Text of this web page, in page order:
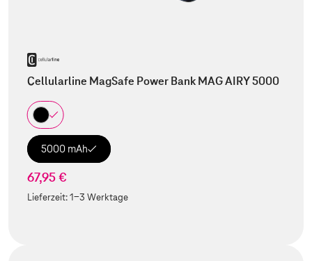
Cellularline MagSafe Power Bank MAG AIRY 5000
5000 mAh
67,95 €
Lieferzeit:1-3 Werktage